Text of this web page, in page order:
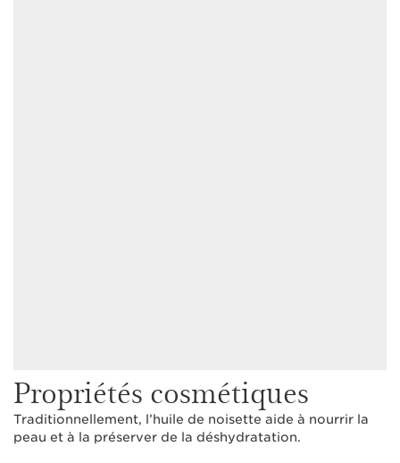
Propriétés cosmétiques
Traditionnellement, l’huile de noisette aide à nourrir la
peau et à la préserver de la déshydratation.